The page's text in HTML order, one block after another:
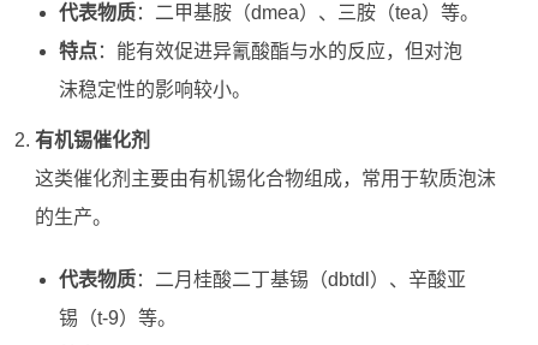
代表物质：二甲基胺（dmea）、三胺（tea）等。
特点：能有效促进异氰酸酯与水的反应，但对泡
沫稳定性的影响较小。
有机锡催化剂
这类催化剂主要由有机锡化合物组成，常用于软质泡沫
的生产。
代表物质：二月桂酸二丁基锡（dbtdl）、辛酸亚
锡（t-9）等。